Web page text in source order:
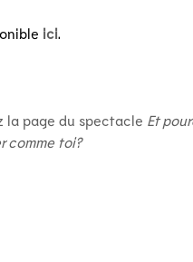
ici.
la page du spectacle Et
comme toi?